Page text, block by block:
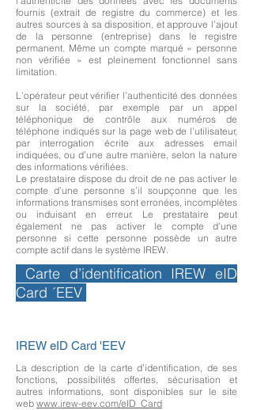
fournis (extrait de registre du commerce) et les
autres sources à sa disposition, et approuve l’ajout
de la personne (entreprise) dans le registre
permanent. Même un compte marqué « personne
non vérifiée » est pleinement fonctionnel sans
limitation.
L’opérateur peut vérifier l’authenticité des données
sur la société, par exemple par un appel
téléphonique de contrôle aux numéros de
téléphone indiqués sur la page web de l’utilisateur,
par interrogation écrite aux adresses email
indiquées, ou d’une autre manière, selon la nature
des informations vérifiées.
Le prestataire dispose du droit de ne pas activer le
compte d’une personne s’il soupçonne que les
informations transmises sont erronées, incomplètes
ou induisant en erreur. Le prestataire peut
également ne pas activer le compte d’une
personne si cette personne possède un autre
compte actif dans le système IREW.
Carte d’identification IREW eID
Card ´EEV
IREW eID Card 'EEV
La description de la carte d’identification, de ses
fonctions, possibilités offertes, sécurisation et
autres informations, sont disponibles sur le site
web www.irew-eev.com/eID_Card